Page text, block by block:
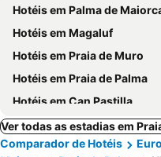
Hotéis em Palma de
Hotéis em Magaluf
Hotéis em Praia de Muro
Hotéis em Praia de Palma
Hotéis em Can Pastilla
Ver todas as estadias em
Comparador de Hotéis